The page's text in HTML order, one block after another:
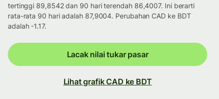
tertinggi 89,8542 dan 90 hari terendah 86,4007. Ini berarti
rata-rata 90 hari adalah 87,9004. Perubahan CAD ke BDT
adalah -1.17.
Lacak nilai tukar pasar
Lihat grafik CAD ke BDT